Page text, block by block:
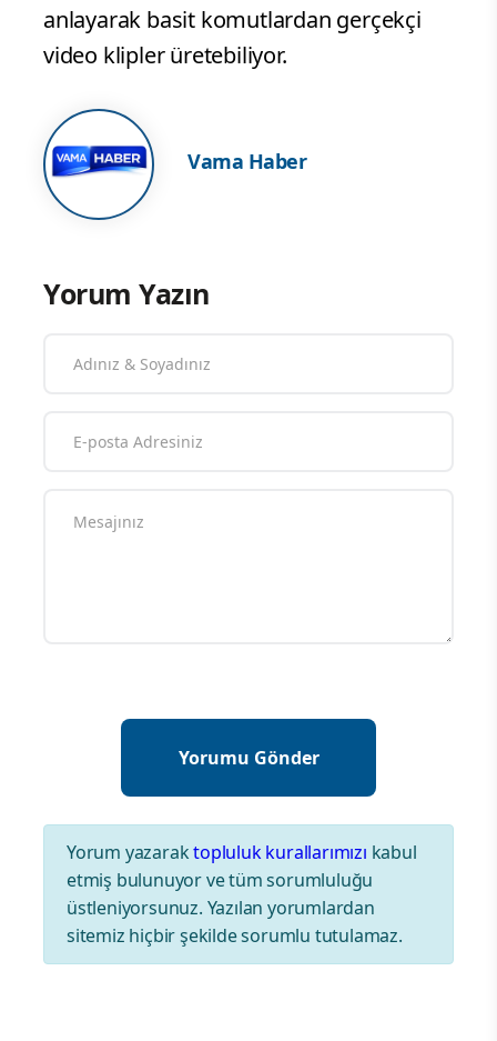
anlayarak basit komutlardan gerçekçi
video klipler üretebiliyor.
Vama Haber
Yorum Yazın
Yorum yazaraktopluluk kurallarımızı kabul
etmiş bulunuyor ve tüm sorumluluğu
üstleniyorsunuz. Yazılan yorumlardan
sitemiz hiçbir şekilde sorumlu tutulamaz.